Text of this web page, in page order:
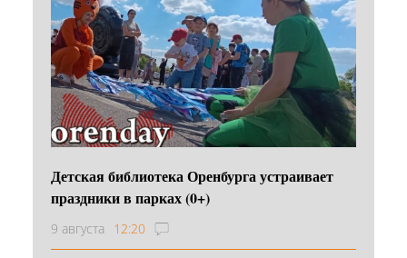
Детская библиотека Оренбурга устраивает
праздники в парках (0+)
9 августа 12:20